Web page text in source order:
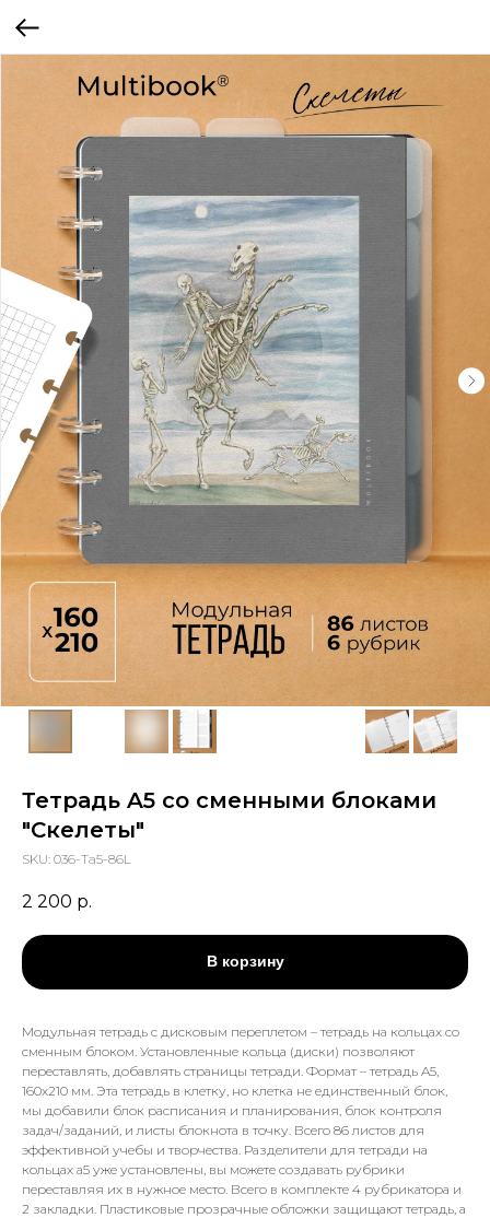
Тетрадь A5 cо сменными блоками
"Скелеты"
SKU: 036-Тa5-86L
2 200 р.
В корзину
Модульная тетрадь с дисковым переплетом – тетрадь на кольцах со
сменным блоком. Установленные кольца (диски) позволяют
переставлять, добавлять страницы тетради. Формат – тетрадь A5,
160х210 мм. Эта тетрадь в клетку, но клетка не единственный блок,
мы добавили блок расписания и планирования, блок контроля
задач/заданий, и листы блокнота в точку. Всего 86 листов для
эффективной учебы и творчества. Разделители для тетради на
кольцах а5 уже установлены, вы можете создавать рубрики
переставляя их в нужное место. Всего в комплекте 4 рубрикатора и
2 закладки. Пластиковые прозрачные обложки защищают тетрадь, а